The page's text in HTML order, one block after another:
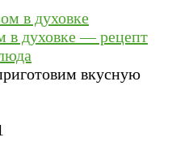
в духовке — рецепт
вкусную